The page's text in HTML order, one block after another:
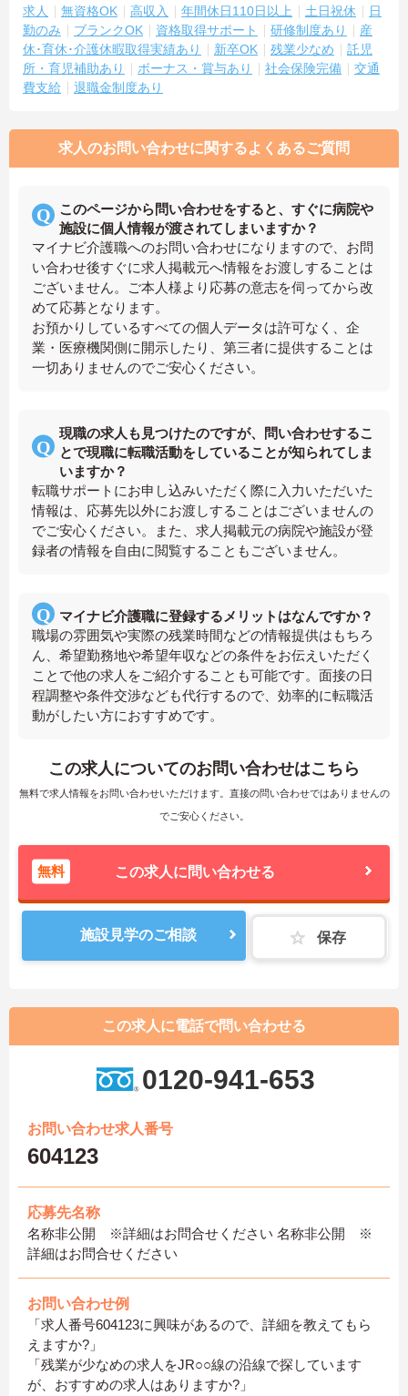
求人
無資格OK 高収入 年間休日110日以上 土日祝休
日
勤のみ
ブランクOK 資格取得サポート 研修制度あり
産
休･育休･介護休暇取得実績あり
新卒OK 残業少なめ
託児
所・育児補助あり
ボーナス・賞与あり 社会保険完備
交通
費支給
退職金制度あり
求人のお問い合わせに関するよくあるご質問
このページから問い合わせをすると、すぐに病院や
施設に個人情報が渡されてしまいますか？
マイナビ介護職へのお問い合わせになりますので、お問
い合わせ後すぐに求人掲載元へ情報をお渡しすることは
ございません。ご本人様より応募の意志を伺ってから改
めて応募となります。
お預かりしているすべての個人データは許可なく、企
業・医療機関側に開示したり、第三者に提供することは
一切ありませんのでご安心ください。
現職の求人も見つけたのですが、問い合わせするこ
とで現職に転職活動をしていることが知られてしま
いますか？
転職サポートにお申し込みいただく際に入力いただいた
情報は、応募先以外にお渡しすることはございませんの
でご安心ください。また、求人掲載元の病院や施設が登
録者の情報を自由に閲覧することもございません。
マイナビ介護職に登録するメリットはなんですか？
職場の雰囲気や実際の残業時間などの情報提供はもちろ
ん、希望勤務地や希望年収などの条件をお伝えいただく
ことで他の求人をご紹介することも可能です。面接の日
程調整や条件交渉なども代行するので、効率的に転職活
動がしたい方におすすめです。
この求人についてのお問い合わせはこちら
無料で求人情報をお問い合わせいただけます。直接の問い合わせではありませんの
でご安心ください。
無料 この求人に問い合わせる
施設見学のご相談 保存
この求人に電話で問い合わせる
0120-941-653
お問い合わせ求人番号
604123
応募先名称
名称非公開 ※詳細はお問合せください 名称非公開 ※
詳細はお問合せください
お問い合わせ例
「求人番号604123に興味があるので、詳細を教えてもら
えますか?」
「残業が少なめの求人をJR○○線の沿線で探しています
が、おすすめの求人はありますか?」